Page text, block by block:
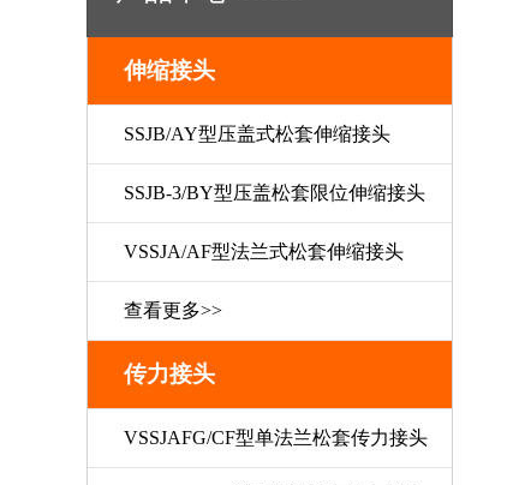
伸缩接头
SSJB/AY型压盖式松套伸缩接头
SSJB-3/BY型压盖松套限位伸缩接头
VSSJA/AF型法兰式松套伸缩接头
查看更多>>
传力接头
VSSJAFG/CF型单法兰松套传力接头